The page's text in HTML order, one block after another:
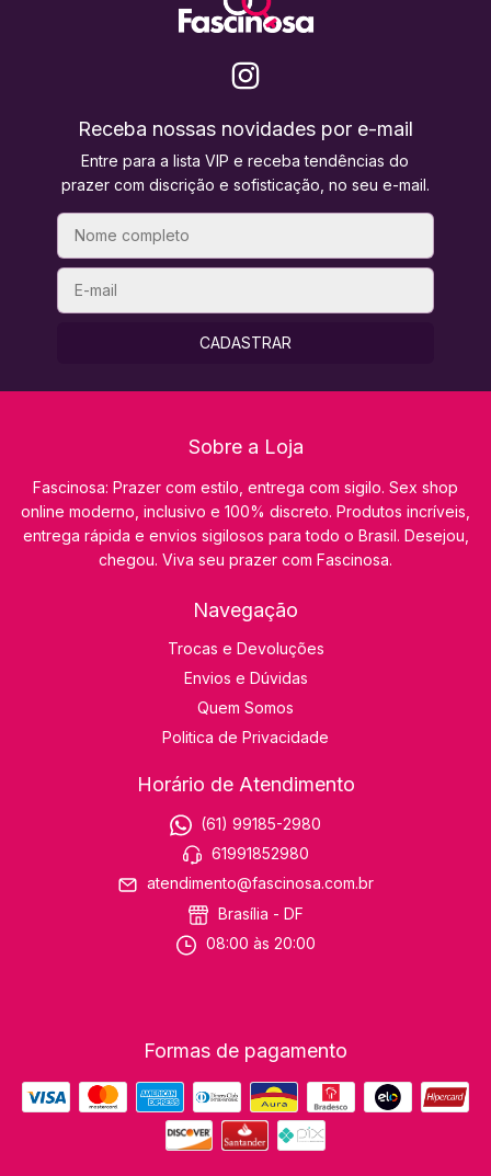
Receba nossas novidades por e-mail
Entre para a lista VIP e receba tendências do
prazer com discrição e sofisticação, no seu e-mail.
Sobre a Loja
Fascinosa: Prazer com estilo, entrega com sigilo. Sex shop
online moderno, inclusivo e 100% discreto. Produtos incríveis,
entrega rápida e envios sigilosos para todo o Brasil. Desejou,
chegou. Viva seu prazer com Fascinosa.
Navegação
Trocas e Devoluções
Envios e Dúvidas
Quem Somos
Politica de Privacidade
Horário de Atendimento
(61) 99185-2980
61991852980
atendimento@fascinosa.com.br
Brasília - DF
08:00 às 20:00
Formas de pagamento